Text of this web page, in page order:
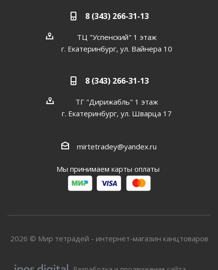
8 (343) 266-31-13
ТЦ "Успенский" 1 этаж
г. Екатеринбург, ул. Вайнера 10
8 (343) 266-31-13
ТГ "Дирижабль" 1 этаж
г. Екатеринбург, ул. Шварца 17
mirtetradey@yandex.ru
Мы принимаем карты оплаты
2026 © Мир тетрадей - интернет-магазин канцтоваров